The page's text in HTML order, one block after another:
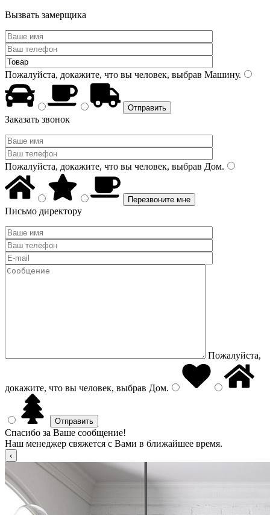
Вызвать замерщика
Пожалуйста, докажите, что вы человек, выбрав Машину.
Заказать звонок
Пожалуйста, докажите, что вы человек, выбрав Дом.
Письмо директору
Пожалуйста,
докажите, что вы человек, выбрав Дом.
Спасибо за Ваше сообщение!
Наш менеджер свяжется с Вами в ближайшее время.